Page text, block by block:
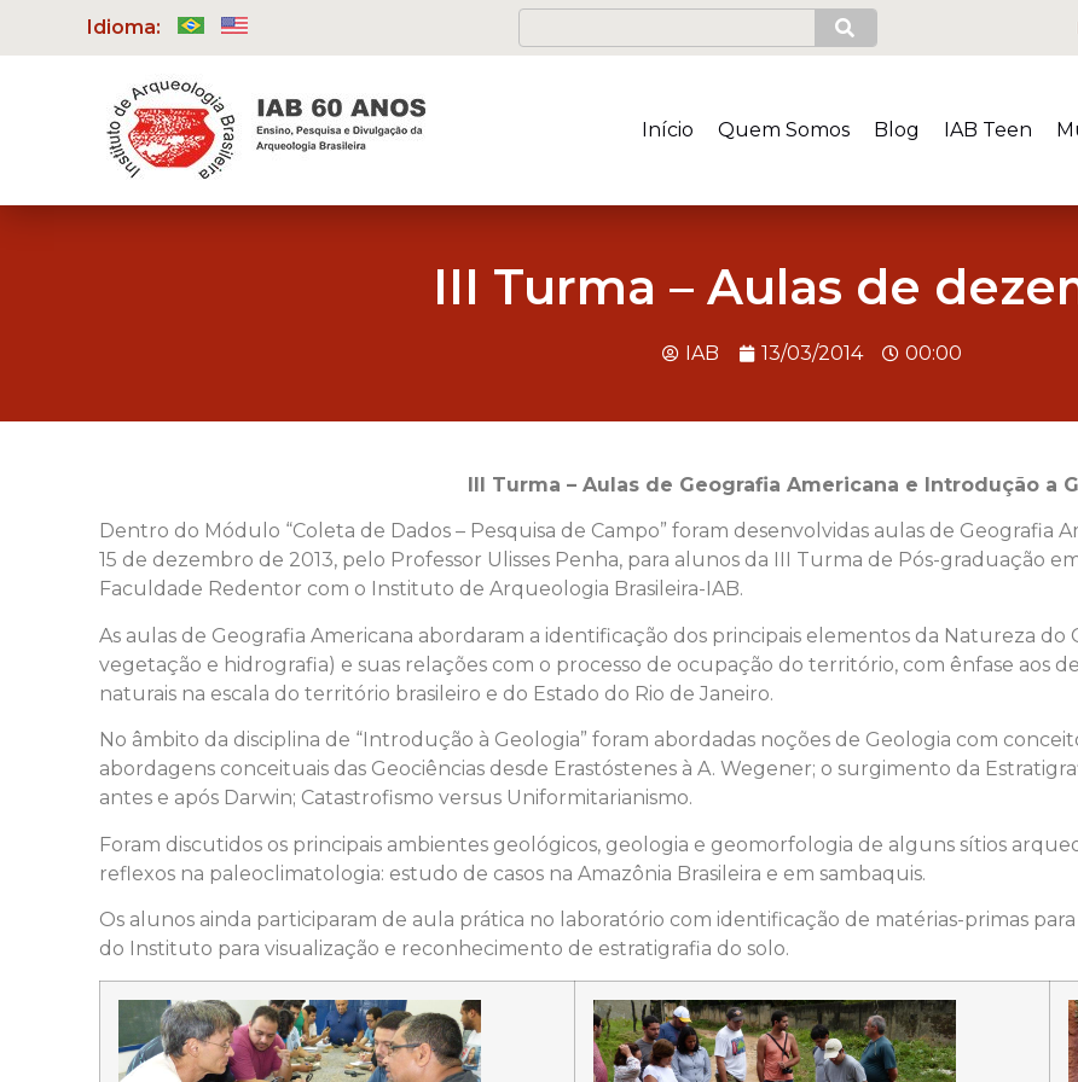
Idioma:
Início Quem Somos Blog IAB Teen
III Turma – Aulas de
IAB 13/03/2014 00:00
III Turma – Aulas de Geografia Americana e Introdução a
Dentro do Módulo “Coleta de Dados – Pesquisa de Campo” foram desenvolvidas aulas de Geografia
15 de dezembro de 2013, pelo Professor Ulisses Penha, para alunos da III Turma de Pós-graduação
Faculdade Redentor com o Instituto de Arqueologia Brasileira-IAB.
As aulas de Geografia Americana abordaram a identificação dos principais elementos da Natureza
vegetação e hidrografia) e suas relações com o processo de ocupação do território, com ênfase aos
naturais na escala do território brasileiro e do Estado do Rio de Janeiro.
No âmbito da disciplina de “Introdução à Geologia” foram abordadas noções de Geologia com
abordagens conceituais das Geociências desde Erastóstenes à A. Wegener; o surgimento da
antes e após Darwin; Catastrofismo versus Uniformitarianismo.
Foram discutidos os principais ambientes geológicos, geologia e geomorfologia de alguns sítios
reflexos na paleoclimatologia: estudo de casos na Amazônia Brasileira e em sambaquis.
Os alunos ainda participaram de aula prática no laboratório com identificação de matérias-primas
do Instituto para visualização e reconhecimento de estratigrafia do solo.